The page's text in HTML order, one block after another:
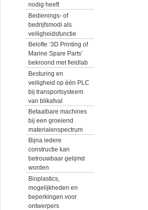
nodig heeft
Bedienings- of
bedrijfsmodi als
veiligheidsfunctie
Belofte ‘3D Printing of
Marine Spare Parts’
bekroond met fieldlab
Besturing en
veiligheid op één PLC
bij transportsysteem
van blikafval
Betaalbare machines
bij een groeiend
materialenspectrum
Bijna iedere
constructie kan
betrouwbaar gelijmd
worden
Bioplastics,
mogelijkheden en
beperkingen voor
ontwerpers